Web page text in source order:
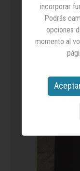
incorporar
Podrás
opciones
momento al